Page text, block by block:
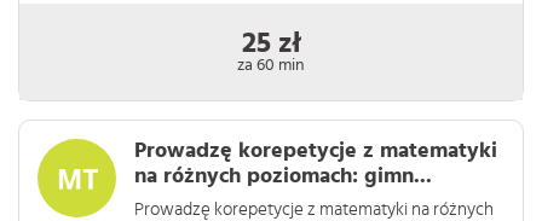
25 zł
za 60 min
Prowadzę korepetycje z matematyki
na różnych poziomach: gimn...
Prowadzę korepetycje z matematyki na różnych